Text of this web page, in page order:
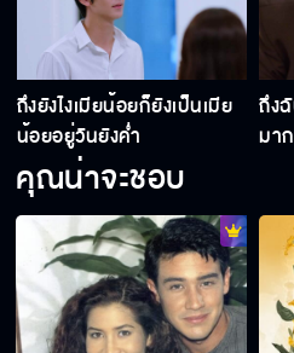
ถึงยังไงเมียน้อยก็ยังเป็นเมีย
น้อยอยู่วันยังค่ำ
ถึง
มา
คุณน่าจะชอบ